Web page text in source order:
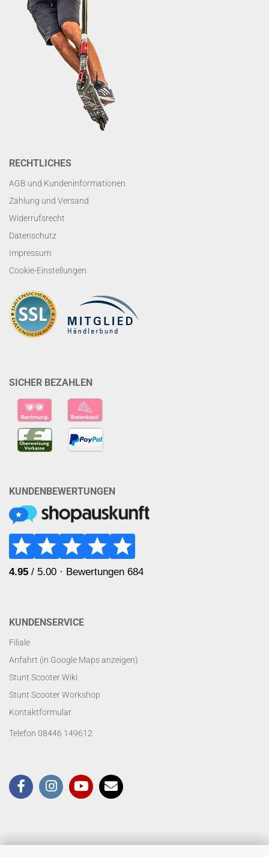
RECHTLICHES
AGB und Kundeninformationen
Zahlung und Versand
Widerrufsrecht
Datenschutz
Impressum
Cookie-Einstellungen
SICHER BEZAHLEN
KUNDENBEWERTUNGEN
KUNDENSERVICE
Filiale
Anfahrt (in Google Maps anzeigen)
Stunt Scooter Wiki
Stunt Scooter Workshop
Kontaktformular
Telefon 08446 149612